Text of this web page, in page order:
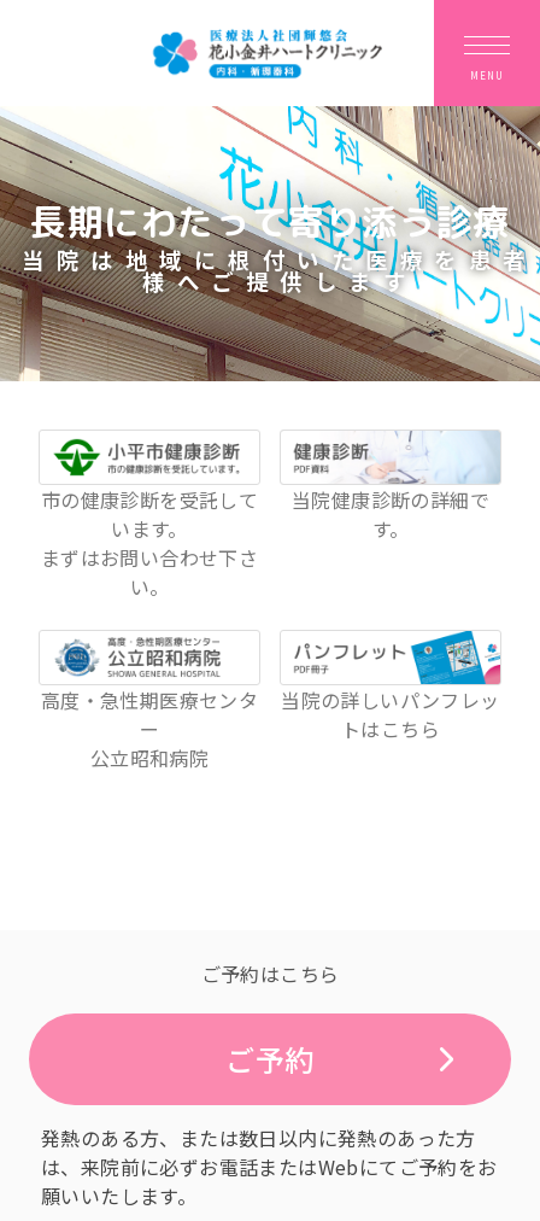
市の健康診断を受託して
います。
まずはお問い合わせ下さ
い。
当院健康診断の詳細で
す。
高度・急性期医療センタ
ー
公立昭和病院
当院の詳しいパンフレッ
トは こちら
長期にわたって寄り添う診療
当院は地域に根付いた医療を患者
様へご提供します
ご予約はこちら
ご予約
発熱のある方、または数日以内に発熱のあった方
は、来院前に必ずお電話またはWebにてご予約をお
願いいたします。